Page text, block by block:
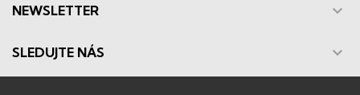
NEWSLETTER 
SLEDUJTE NÁS 